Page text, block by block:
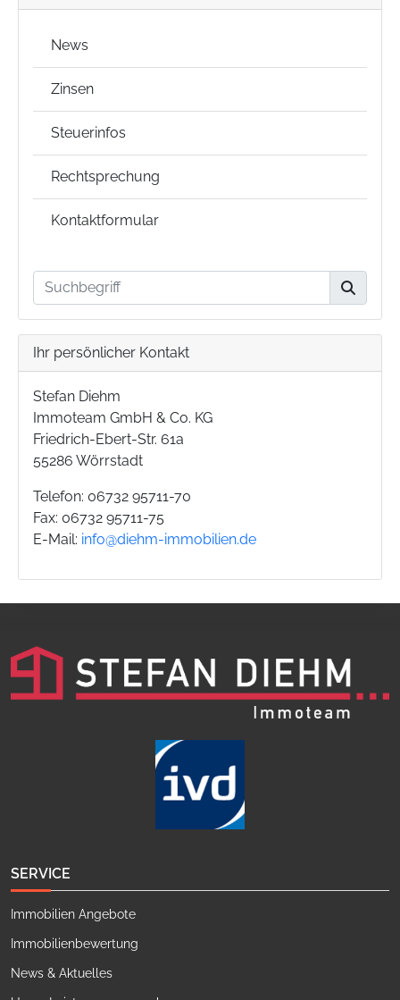
News
Zinsen
Steuerinfos
Rechtsprechung
Kontaktformular
Ihr persönlicher Kontakt
Stefan Diehm
Immoteam GmbH & Co. KG
Friedrich-Ebert-Str. 61a
55286 Wörrstadt
Telefon: 06732 95711-70
Fax: 06732 95711-75
E-Mail: info@diehm-immobilien.de
SERVICE
Immobilien Angebote
Immobilienbewertung
News & Aktuelles